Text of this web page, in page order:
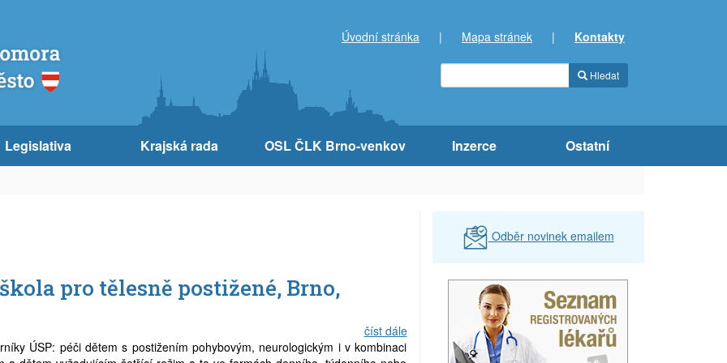
Úvodní stránka | Mapa stránek | Kontakty
Hledat
Legislativa Krajská rada OSL ČLK Brno-venkov Inzerce Ostatní
pro tělesně postižené, Brno,
číst dále
ÚSP: péči dětem s postižením pohybovým, neurologickým i v kombinaci
Odběr novinek emailem